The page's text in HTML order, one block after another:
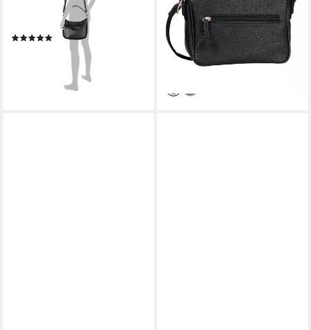
Material und markantem
Metalldetail am Zipper
(1)
lieferbar - in 1-2 Werktagen bei dir
dezenten Formen mit Nieten
verziertem Zipper
28,12 € UVP 59,99 €
-53%